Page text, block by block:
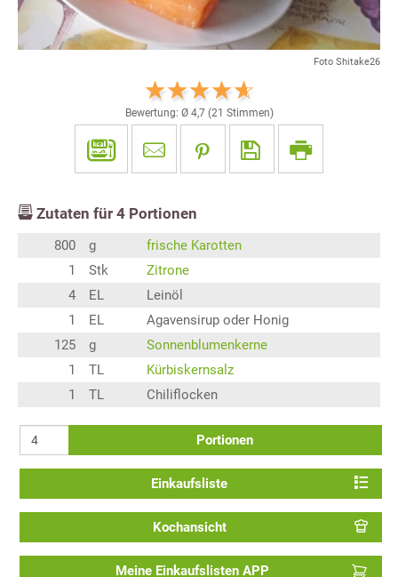
Foto Shitake26
Bewertung: Ø 4,7(21 Stimmen)
Zutaten für 4 Portionen
800 g
frische Karotten
1
Stk
Zitrone
4
EL
Leinöl
1
EL
Agavensirup oder Honig
125
g
Sonnenblumenkerne
1
TL
Kürbiskernsalz
1
TL Chiliflocken
Portionen
Einkaufsliste
Kochansicht
Meine Einkaufslisten APP